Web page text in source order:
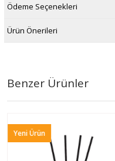
Ödeme Seçenekleri
Ürün Önerileri
Benzer Ürünler
Yeni Ürün